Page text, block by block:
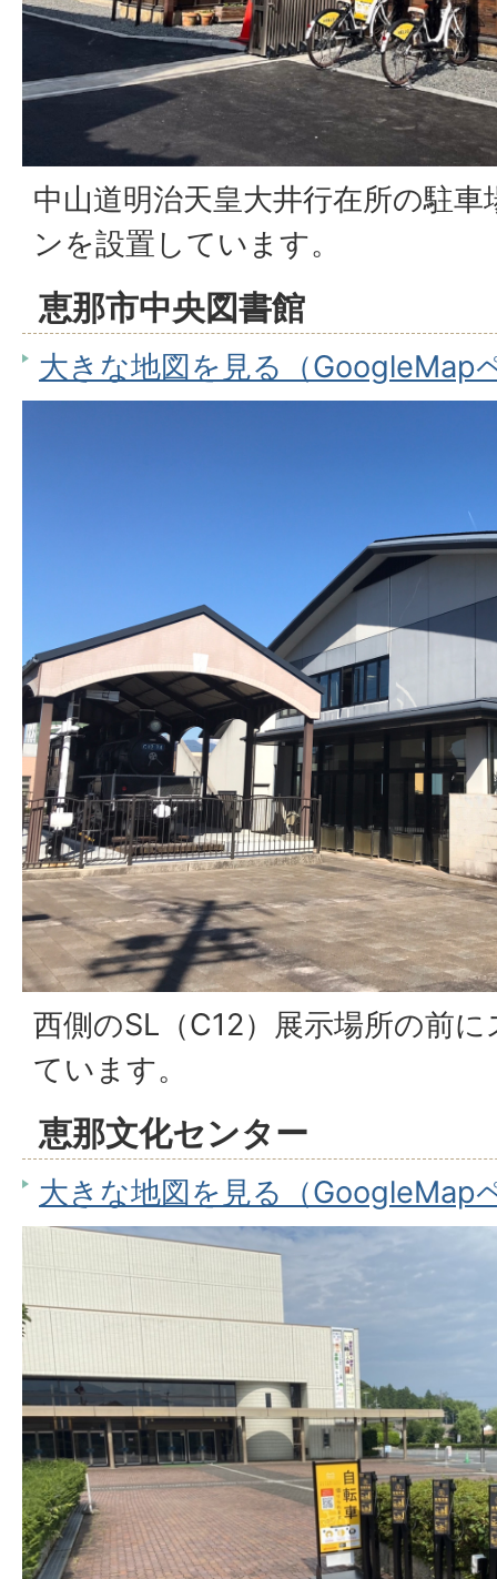
中山道明治天皇大井行在所の駐
ンを設置しています。
恵那市中央図書館
大きな地図を見る（GoogleMap
西側のSL（C12）展示場所の前
ています。
恵那文化センター
大きな地図を見る（GoogleMap